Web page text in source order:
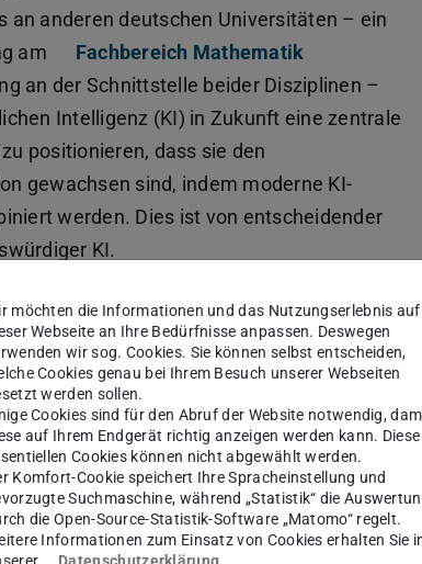
an anderen deutschen Universitäten – ein
am
Fachbereich Mathematik
an der Schnittstelle beider Disziplinen –
Intelligenz (KI) in Zukunft eine zentrale
positionieren, dass sie den
gewachsen sind, indem moderne KI-
werden. Dies ist von entscheidender
KI.
Garantien – eines der
– werden entscheidend sein, um
zu verknüpfen und so
gesellschaftlichen Normen
transparent, erklärbar und
damit auch der
Exzellenzcluster
der sich der Entwicklung einer neuen
Ressourcennutzung, Datenschutz
möchten die Informationen und das Nutzungserlebnis auf
Webseite an Ihre Bedürfnisse anpassen. Deswegen
wir sog. Cookies. Sie können selbst entscheiden,
Cookies genau bei Ihrem Besuch unserer Webseiten
werden sollen.
Cookies sind für den Abruf der Website notwendig,
auf Ihrem Endgerät richtig anzeigen werden kann. Diese
Cookies können nicht abgewählt werden.
Komfort-Cookie speichert Ihre Spracheinstellung und
Suchmaschine, während „Statistik“ die
die Open-Source-Statistik-Software „Matomo“ regelt.
Informationen zum Einsatz von Cookies erhalten Sie